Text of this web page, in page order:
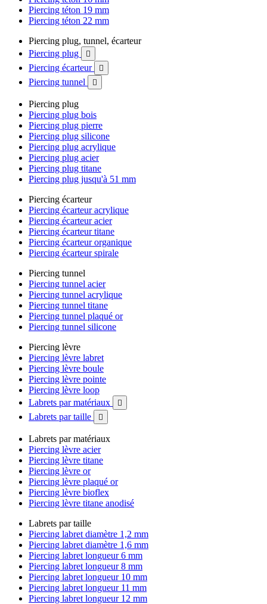
Piercing téton 19 mm
Piercing téton 22 mm
Piercing plug, tunnel, écarteur
Piercing plug

Piercing écarteur 
Piercing tunnel 
Piercing plug
Piercing plug bois
Piercing plug pierre
Piercing plug silicone
Piercing plug acrylique
Piercing plug acier
Piercing plug titane
Piercing plug jusqu'à 51 mm
Piercing écarteur
Piercing écarteur acrylique
Piercing écarteur acier
Piercing écarteur titane
Piercing écarteur organique
Piercing écarteur spirale
Piercing tunnel
Piercing tunnel acier
Piercing tunnel acrylique
Piercing tunnel titane
Piercing tunnel plaqué or
Piercing tunnel silicone
Piercing lèvre
Piercing lèvre labret
Piercing lèvre boule
Piercing lèvre pointe
Piercing lèvre loop
Labrets par matériaux

Labrets par taille 
Labrets par matériaux
Piercing lèvre acier
Piercing lèvre titane
Piercing lèvre or
Piercing lèvre plaqué or
Piercing lèvre bioflex
Piercing lèvre titane anodisé
Labrets par taille
Piercing labret diamètre 1,2 mm
Piercing labret diamètre 1,6 mm
Piercing labret longueur 6 mm
Piercing labret longueur 8 mm
Piercing labret longueur 10 mm
Piercing labret longueur 11 mm
Piercing labret longueur 12 mm